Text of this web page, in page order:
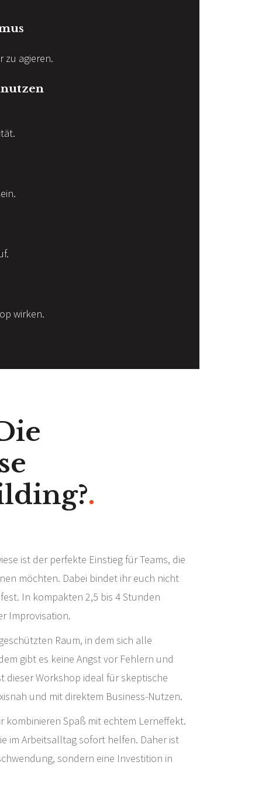
zu agieren.
wirken.
.
ist der perfekte Einstieg für Teams, die
möchten. Dabei bindet ihr euch nicht
In kompakten 2,5 bis 4 Stunden
Improvisation.
Raum, in dem sich alle
gibt es keine Angst vor Fehlern und
dieser Workshop ideal für skeptische
und mit direktem Business-Nutzen.
kombinieren Spaß mit echtem Lerneffekt.
im Arbeitsalltag sofort helfen. Daher ist
sondern eine Investition in